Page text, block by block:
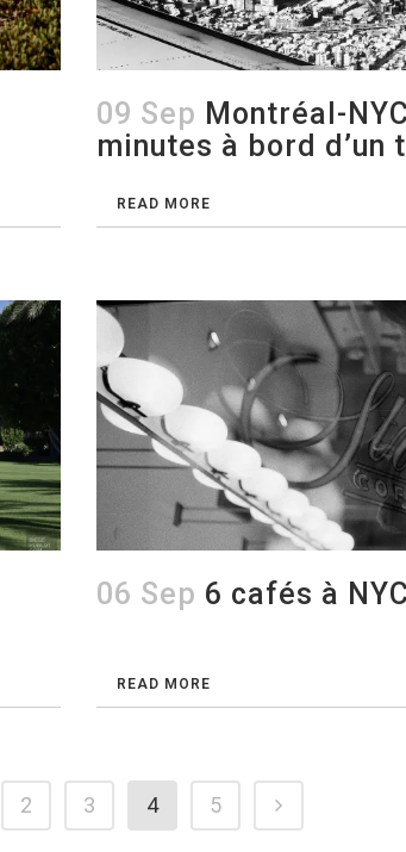
09 Sep Montréal-
minutes à bord d’un
READ MORE
06 Sep 6 cafés à NYC
READ MORE
2 3 4 5